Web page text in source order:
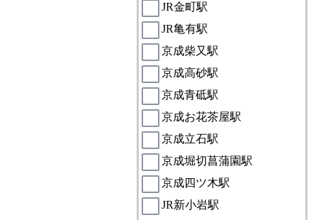
JR金町駅
JR亀有駅
京成柴又駅
京成高砂駅
京成青砥駅
京成お花茶屋駅
京成立石駅
京成堀切菖蒲園駅
京成四ツ木駅
JR新小岩駅